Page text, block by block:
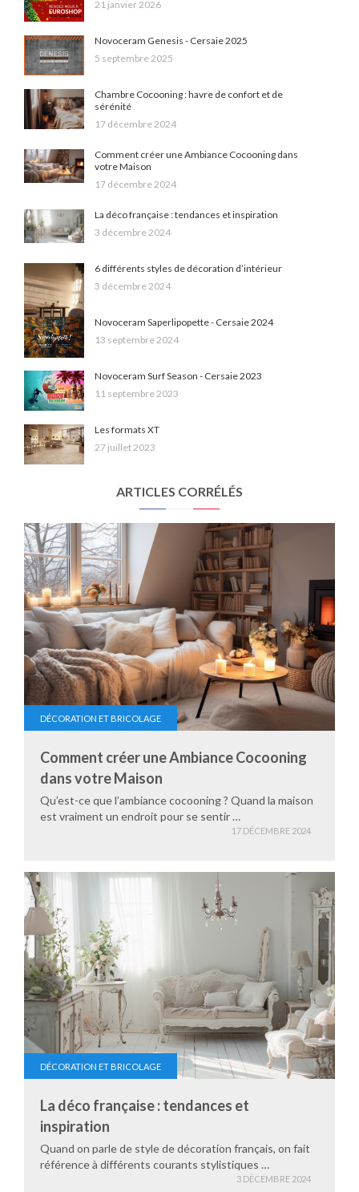
21 janvier 2026
Novoceram Genesis - Cersaie 2025
5 septembre 2025
Chambre Cocooning : havre de confort et de
sérénité
17 décembre 2024
Comment créer une Ambiance Cocooning dans
votre Maison
17 décembre 2024
La déco française : tendances et inspiration
3 décembre 2024
6 différents styles de décoration d’intérieur
3 décembre 2024
Novoceram Saperlipopette - Cersaie 2024
13 septembre 2024
Novoceram Surf Season - Cersaie 2023
11 septembre 2023
Les formats XT
27 juillet 2023
ARTICLES CORRÉLÉS
DÉCORATION ET BRICOLAGE
Comment créer une Ambiance Cocooning
dans votre Maison
Qu’est-ce que l’ambiance cocooning ? Quand la maison
est vraiment un endroit pour se sentir …
17 DÉCEMBRE 2024
DÉCORATION ET BRICOLAGE
La déco française : tendances et
inspiration
Quand on parle de style de décoration français, on fait
référence à différents courants stylistiques …
3 DÉCEMBRE 2024